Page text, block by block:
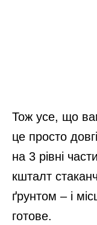
Тож усе, що
це просто
на 3 рівні
кшталт
ґрунтом – і
готове.